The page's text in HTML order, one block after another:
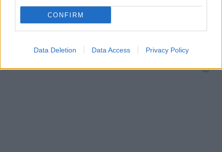
CONFIRM
Data Deletion Data Access Privacy Policy
ΣΧΕΣΕΙΣ
ισορροπημένης σύνδεσης